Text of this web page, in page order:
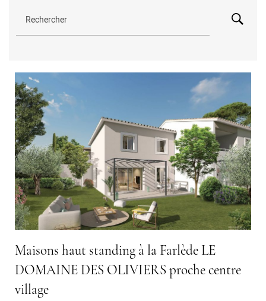
Rechercher
Maisons haut standing à la Farlède LE
DOMAINE DES OLIVIERS proche centre
village